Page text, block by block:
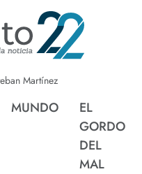
Martínez
MUNDO
EL
GORDO
DEL
MAL